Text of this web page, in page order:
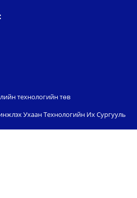
технологийн төв
Ухаан Технологийн Их Сургууль